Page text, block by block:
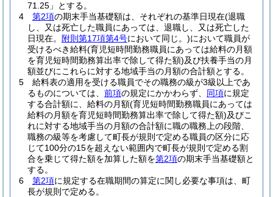
71.25」とする。
4
第2項の期末手当基礎額は、それぞれの基準日現在(退職
し、又は死亡した職員にあっては、退職し、又は死亡した
日現在。
附則第17項第4号において同じ。)において職員が
受けるべき給料(育児短時間勤務職員にあっては給料の月額
を育児短時間勤務算出率で除して得た額)及び扶養手当の月
額並びにこれらに対する地域手当の月額の合計額とする。
5
給料表の適用を受ける職員でその職務の級が3級以上であ
るものについては、 前項の規定にかかわらず、 同項に規定
する合計額に、給料の月額(育児短時間勤務職員にあっては
給料の月額を育児短時間勤務算出率で除して得た額)及びこ
れに対する地域手当の月額の合計額に職の職務上の段階、
職務の級等を考慮して町長が規則で定める職員の区分に応
じて100分の15を超えない範囲内で町長が規則で定める割
合を乗じて得た額を加算した額を第2項の期末手当基礎額と
する。
6
第2項に規定する在職期間の算定に関し必要な事項は、町
長が規則で定める。